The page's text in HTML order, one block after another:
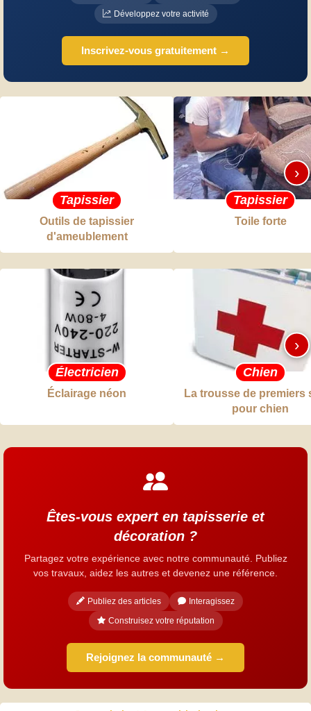
Développez votre activité
Inscrivez-vous gratuitement →
Tapissier
Outils de tapissier
d'ameublement
Tapissier
Toile forte
›
Électricien
Éclairage néon
Chien
La trousse de premiers
pour chien
›
Êtes-vous expert en tapisserie et
décoration ?
Partagez votre expérience avec notre communauté. Publiez
vos travaux, aidez les autres et devenez une référence.
Publiez des articles
Interagissez
Construisez votre réputation
Rejoignez la communauté →